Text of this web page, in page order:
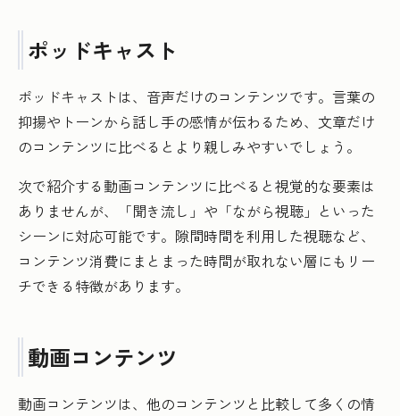
ポッドキャスト
ポッドキャストは、音声だけのコンテンツです。言葉の
抑揚やトーンから話し手の感情が伝わるため、文章だけ
のコンテンツに比べるとより親しみやすいでしょう。
次で紹介する動画コンテンツに比べると視覚的な要素は
ありませんが、「聞き流し」や「ながら視聴」といった
シーンに対応可能です。隙間時間を利用した視聴など、
コンテンツ消費にまとまった時間が取れない層にもリー
チできる特徴があります。
動画コンテンツ
動画コンテンツは、他のコンテンツと比較して多くの情